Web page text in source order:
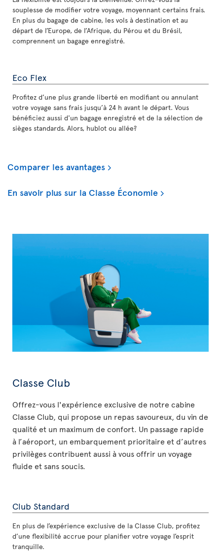
souplesse de modifier votre voyage, moyennant certains frais.
En plus du bagage de cabine, les vols à destination et au
départ de l’Europe, de l’Afrique, du Pérou et du Brésil,
comprennent un bagage enregistré.
Eco Flex
Profitez d’une plus grande liberté en modifiant ou annulant
votre voyage sans frais jusqu’à 24 h avant le départ. Vous
bénéficiez aussi d'un bagage enregistré et de la sélection de
sièges standards. Alors, hublot ou allée?
Comparer les avantages
En savoir plus sur la Classe Économie
Classe Club
Offrez-vous l'expérience exclusive de notre cabine
Classe Club, qui propose un repas savoureux, du vin de
qualité et un maximum de confort. Un passage rapide
à l’aéroport, un embarquement prioritaire et d’autres
privilèges contribuent aussi à vous offrir un voyage
fluide et sans soucis.
Club Standard
En plus de l’expérience exclusive de la Classe Club, profitez
d’une flexibilité accrue pour planifier votre voyage l’esprit
tranquille.